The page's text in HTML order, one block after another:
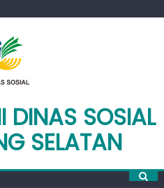
DINAS SOSIAL
SELATAN